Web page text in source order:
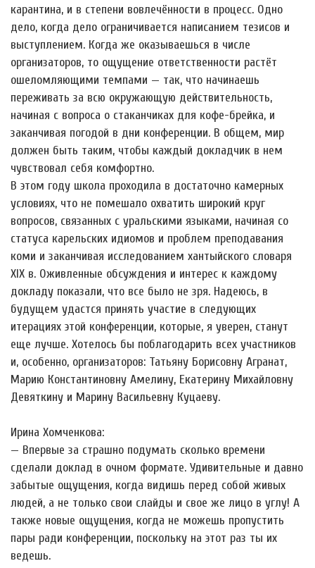
карантина, и в степени вовлечённости в процесс. Одно
дело, когда дело ограничивается написанием тезисов и
выступлением. Когда же оказываешься в числе
организаторов, то ощущение ответственности растёт
ошеломляющими темпами — так, что начинаешь
переживать за всю окружающую действительность,
начиная с вопроса о стаканчиках для кофе-брейка, и
заканчивая погодой в дни конференции. В общем, мир
должен быть таким, чтобы каждый докладчик в нем
чувствовал себя комфортно.
В этом году школа проходила в достаточно камерных
условиях, что не помешало охватить широкий круг
вопросов, связанных с уральскими языками, начиная со
статуса карельских идиомов и проблем преподавания
коми и заканчивая исследованием хантыйского словаря
XIX в. Оживленные обсуждения и интерес к каждому
докладу показали, что все было не зря. Надеюсь, в
будущем удастся принять участие в следующих
итерациях этой конференции, которые, я уверен, станут
еще лучше. Хотелось бы поблагодарить всех участников
и, особенно, организаторов: Татьяну Борисовну Агранат,
Марию Константиновну Амелину, Екатерину Михайловну
Девяткину и Марину Васильевну Куцаеву.
Ирина Хомченкова:
— Впервые за страшно подумать сколько времени
сделали доклад в очном формате. Удивительные и давно
забытые ощущения, когда видишь перед собой живых
людей, а не только свои слайды и свое же лицо в углу! А
также новые ощущения, когда не можешь пропустить
пары ради конференции, поскольку на этот раз ты их
ведешь.